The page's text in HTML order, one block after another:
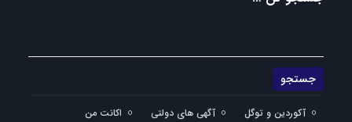
آکوردین و توگل آگهی های دولتی
اکانت من